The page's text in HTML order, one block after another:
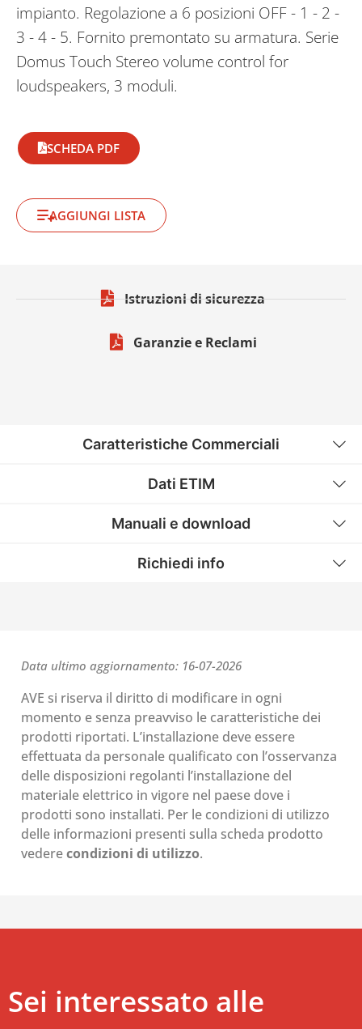
impianto. Regolazione a 6 posizioni OFF - 1 - 2 -
3 - 4 - 5. Fornito premontato su armatura. Serie
Domus Touch Stereo volume control for
loudspeakers, 3 moduli.
SCHEDA PDF
AGGIUNGI LISTA
Istruzioni di sicurezza
Garanzie e Reclami
Caratteristiche Commerciali
Dati ETIM
Manuali e download
Richiedi info
Data ultimo aggiornamento: 16-07-2026
AVE si riserva il diritto di modificare in ogni
momento e senza preavviso le caratteristiche dei
prodotti riportati. L’installazione deve essere
effettuata da personale qualificato con l’osservanza
delle disposizioni regolanti l’installazione del
materiale elettrico in vigore nel paese dove i
prodotti sono installati. Per le condizioni di utilizzo
delle informazioni presenti sulla scheda prodotto
vederecondizioni di utilizzo.
Sei interessato alle